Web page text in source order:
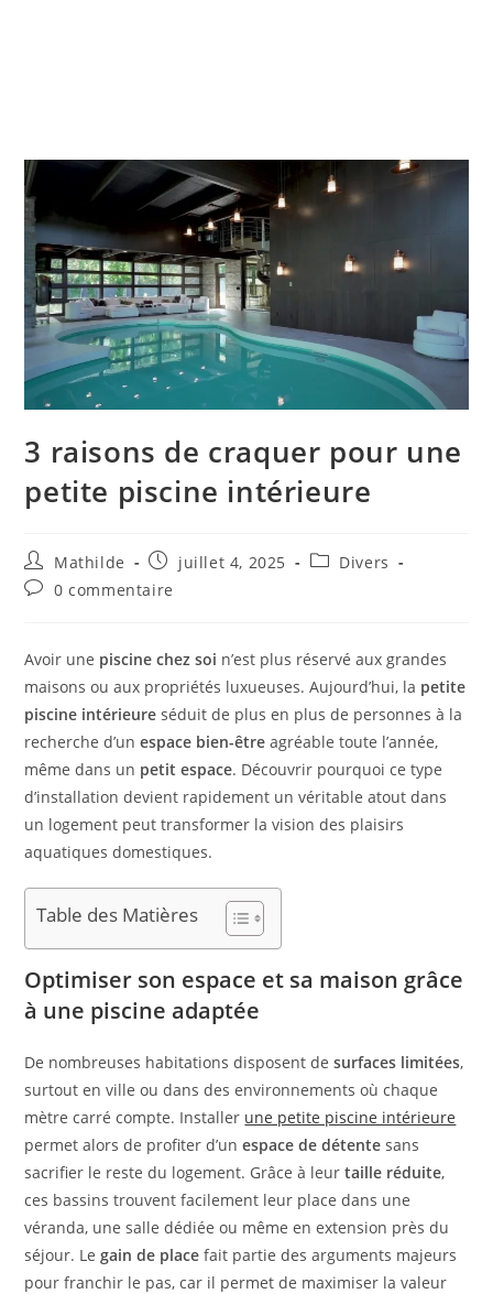
3 raisons de craquer pour une
petite piscine intérieure
Mathilde juillet 4, 2025
Divers
0 commentaire
Avoir une piscine chez soi n’est plus réservé aux grandes
maisons ou aux propriétés luxueuses. Aujourd’hui, la petite
piscine intérieure séduit de plus en plus de personnes à la
recherche d’unespace bien-être agréable toute l’année,
même dans un petit espace. Découvrir pourquoi ce type
d’installation devient rapidement un véritable atout dans
un logement peut transformer la vision des plaisirs
aquatiques domestiques.
Table des Matières
Optimiser son espace et sa maison grâce
à une piscine adaptée
De nombreuses habitations disposent desurfaces limitées,
surtout en ville ou dans des environnements où chaque
mètre carré compte. Installer une petite piscine intérieure
permet alors de profiter d’unespace de détente sans
sacrifier le reste du logement. Grâce à leurtaille réduite,
ces bassins trouvent facilement leur place dans une
véranda, une salle dédiée ou même en extension près du
séjour. Legain de place fait partie des arguments majeurs
pour franchir le pas, car il permet de maximiser la valeur